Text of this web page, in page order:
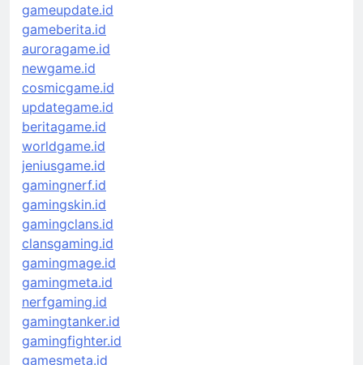
gameupdate.id
gameberita.id
auroragame.id
newgame.id
cosmicgame.id
updategame.id
beritagame.id
worldgame.id
jeniusgame.id
gamingnerf.id
gamingskin.id
gamingclans.id
clansgaming.id
gamingmage.id
gamingmeta.id
nerfgaming.id
gamingtanker.id
gamingfighter.id
gamesmeta.id